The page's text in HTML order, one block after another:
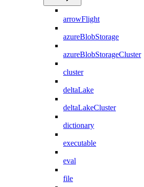
arrowFlight
azureBlobStorage
azureBlobStorageCluster
cluster
deltaLake
deltaLakeCluster
dictionary
executable
eval
file